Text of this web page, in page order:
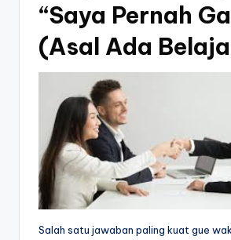
“Saya Pernah
(Asal Ada
Salah satu jawaban paling kuat gue